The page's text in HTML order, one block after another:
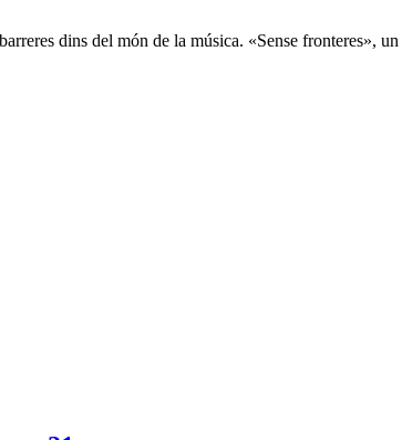
dins del món de la música. «Sense fronteres»,